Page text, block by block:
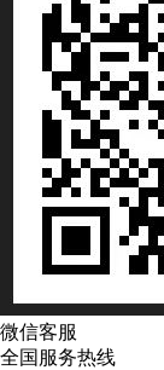
微信客服
全国服务热线